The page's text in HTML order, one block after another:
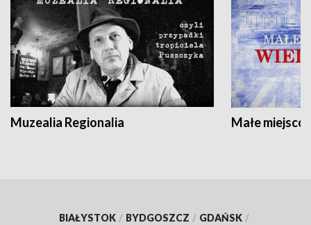
Muzealia Regionalia Małe
BIAŁYSTOK / BYDGOSZCZ / GDAŃSK /